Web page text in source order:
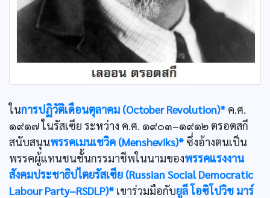
ในการปฏิวัติเดือนตุลาคม (October Revolution)* ค.ศ.
๑๙๑๗ ในรัสเซีย ระหว่าง ค.ศ. ๑๙๐๓–๑๙๑๒ ตรอตสกี
สนับสนุนพรรคเมนเชวิค (Mensheviks)* ซึ่งอ้างตนเป็น
พรรคผู้แทนชนชั้นกรรมาชีพในนามของพรรคแรงงาน
สังคมประชาธิปไตยรัสเซีย (Russian Social Democratic
Labour Party–RSDLP)* เขาร่วมมือกับยูลี โอซิโปวิช มาร์